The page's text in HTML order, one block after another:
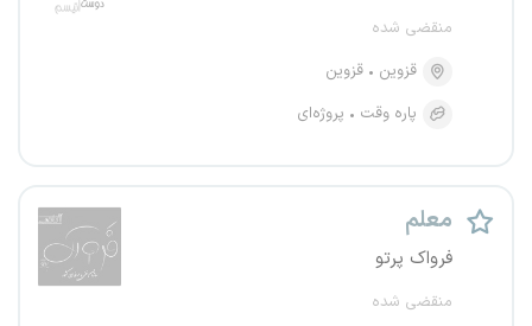
منقضی شده
قزوین
قزوین
پاره وقت
پروژه‌ای
معلم
فرواک پرتو
منقضی شده